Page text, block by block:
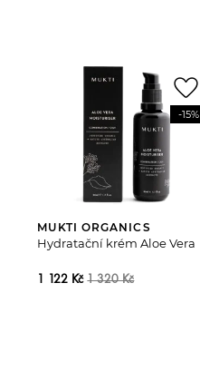
MUKTI ORGANICS
Hydratační krém Aloe Vera
1 122 Kč1 320 Kč
-15%
favorite_border